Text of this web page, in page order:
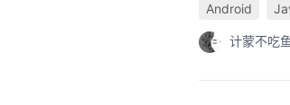
Android
计蒙不吃鱼